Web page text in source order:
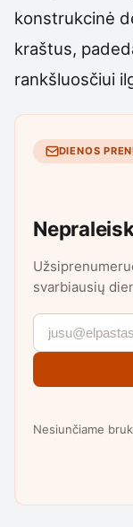
konstrukcinė
kraštus,
rankšluosčiui
DIENOS
svarbiausių
Nesiunčiame